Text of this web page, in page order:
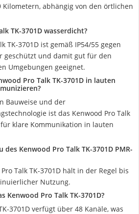
Kilometern, abhängig von den örtlichen
TK-3701D wasserdicht?
TK-3701D ist gemäß IP54/55 gegen
geschützt und damit gut für den
Umgebungen geeignet.
Pro Talk TK-3701D in lauten
Bauweise und der
ist das Kenwood Pro Talk
klare Kommunikation in lauten
Kenwood Pro Talk TK-3701D PMR-
Talk TK-3701D hält in der Regel bis
Nutzung.
Kenwood Pro Talk TK-3701D?
3701D verfügt über 48 Kanäle, was